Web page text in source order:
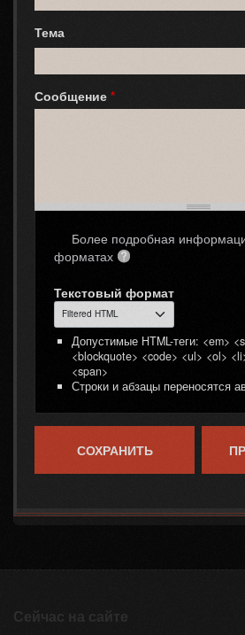
Тема
Сообщение *
Более подробная
форматах
Текстовый формат
Допустимые HTML-теги: <em>
<blockquote> <code> <ul> <ol>
<span>
Строки и абзацы переносятся
Сейчас на сайте